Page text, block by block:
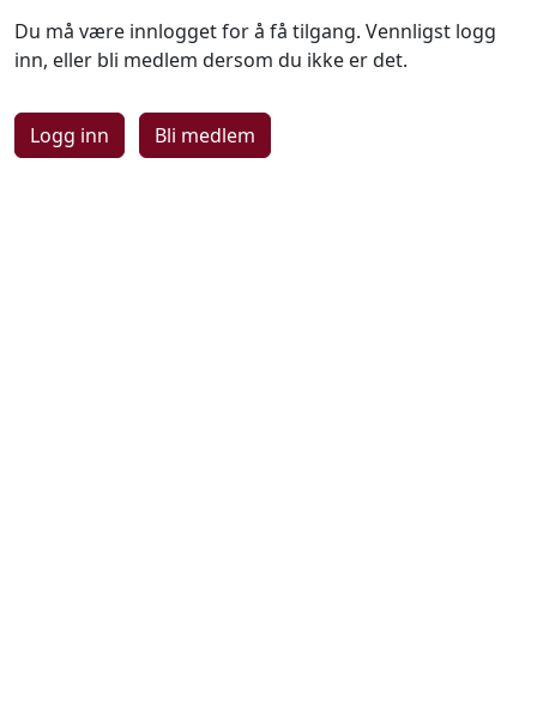
Du må være innlogget for å få tilgang. Vennligst logg
inn, eller bli medlem dersom du ikke er det.
Logg inn